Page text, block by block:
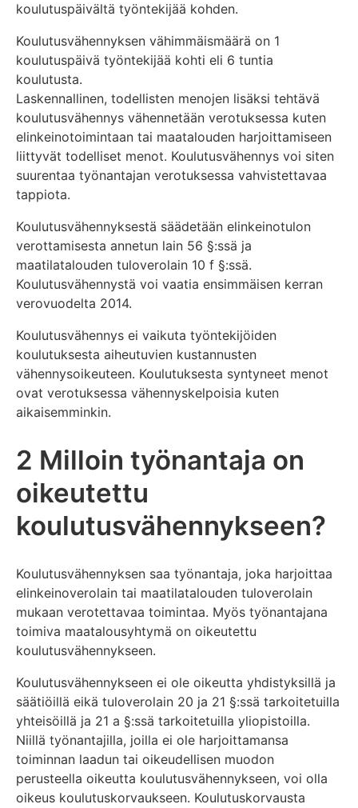
koulutuspäivältä työntekijää kohden.
Koulutusvähennyksen vähimmäismäärä on 1
koulutuspäivä työntekijää kohti eli 6 tuntia
koulutusta.
Laskennallinen, todellisten menojen lisäksi tehtävä
koulutusvähennys vähennetään verotuksessa kuten
elinkeinotoimintaan tai maatalouden harjoittamiseen
liittyvät todelliset menot. Koulutusvähennys voi siten
suurentaa työnantajan verotuksessa vahvistettavaa
tappiota.
Koulutusvähennyksestä säädetään elinkeinotulon
verottamisesta annetun lain 56 §:ssä ja
maatilatalouden tuloverolain 10 f §:ssä.
Koulutusvähennystä voi vaatia ensimmäisen kerran
verovuodelta 2014.
Koulutusvähennys ei vaikuta työntekijöiden
koulutuksesta aiheutuvien kustannusten
vähennysoikeuteen. Koulutuksesta syntyneet menot
ovat verotuksessa vähennyskelpoisia kuten
aikaisemminkin.
2 Milloin työnantaja on
oikeutettu
koulutusvähennykseen?
Koulutusvähennyksen saa työnantaja, joka harjoittaa
elinkeinoverolain tai maatilatalouden tuloverolain
mukaan verotettavaa toimintaa. Myös työnantajana
toimiva maatalousyhtymä on oikeutettu
koulutusvähennykseen.
Koulutusvähennykseen ei ole oikeutta yhdistyksillä ja
säätiöillä eikä tuloverolain 20 ja 21 §:ssä tarkoitetuilla
yhteisöillä ja 21 a §:ssä tarkoitetuilla yliopistoilla.
Niillä työnantajilla, joilla ei ole harjoittamansa
toiminnan laadun tai oikeudellisen muodon
perusteella oikeutta koulutusvähennykseen, voi olla
oikeus koulutuskorvaukseen. Koulutuskorvausta